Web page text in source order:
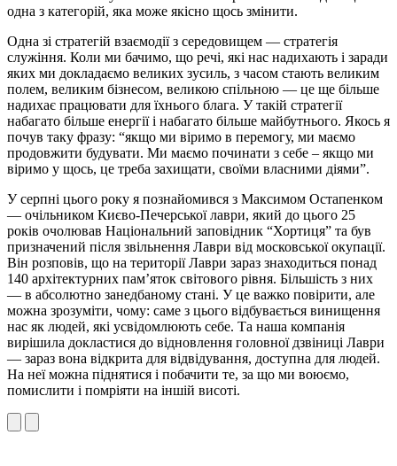
одна з категорій, яка може якісно щось змінити.
Одна зі стратегій взаємодії з середовищем — стратегія
служіння. Коли ми бачимо, що речі, які нас надихають і заради
яких ми докладаємо великих зусиль, з часом стають великим
полем, великим бізнесом, великою спільною — це ще більше
надихає працювати для їхнього блага. У такій стратегії
набагато більше енергії і набагато більше майбутнього. Якось я
почув таку фразу: “якщо ми віримо в перемогу, ми маємо
продовжити будувати. Ми маємо починати з себе – якщо ми
віримо у щось, це треба захищати, своїми власними діями”.
У серпні цього року я познайомився з Максимом Остапенком
— очільником Києво-Печерської лаври, який до цього 25
років очолював Національний заповідник “Хортиця” та був
призначений після звільнення Лаври від московської окупації.
Він розповів, що на території Лаври зараз знаходиться понад
140 архітектурних пам’яток світового рівня. Більшість з них
— в абсолютно занедбаному стані. У це важко повірити, але
можна зрозуміти, чому: саме з цього відбувається винищення
нас як людей, які усвідомлюють себе. Та наша компанія
вирішила докластися до відновлення головної дзвіниці Лаври
— зараз вона відкрита для відвідування, доступна для людей.
На неї можна піднятися і побачити те, за що ми воюємо,
помислити і помріяти на іншій висоті.